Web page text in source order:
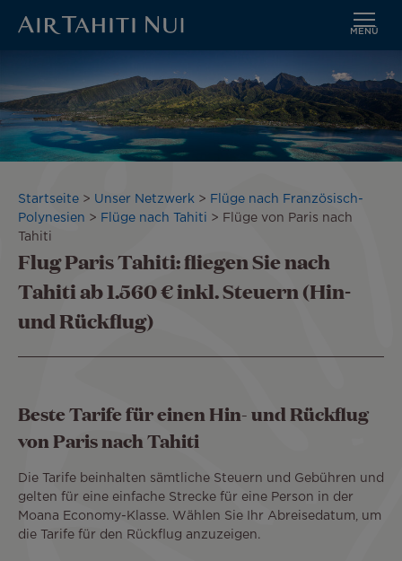
wechseln
MENÜ
Pfadnavigation
Startseite Unser Netzwerk
Flüge nach Französisch-
Polynesien
Flüge nach Tahiti
Flüge von Paris nach
Tahiti
Flug Paris Tahiti: fliegen Sie nach
Tahiti ab 1.560 € inkl. Steuern (Hin-
und Rückflug)
Beste Tarife für einen Hin- und Rückflug
von Paris nach Tahiti
Die Tarife beinhalten sämtliche Steuern und Gebühren und
gelten für eine einfache Strecke für eine Person in der
Moana Economy-Klasse. Wählen Sie Ihr Abreisedatum, um
die Tarife für den Rückflug anzuzeigen.